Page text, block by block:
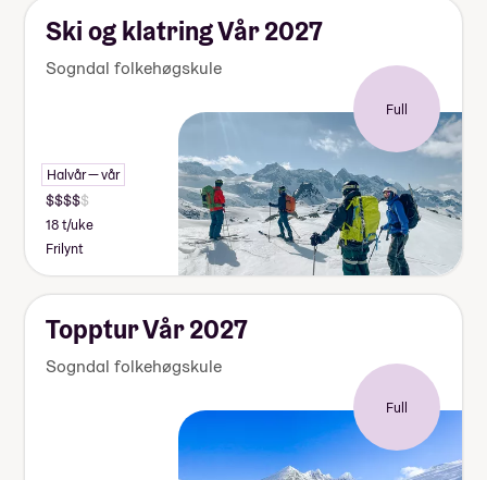
Ski og klatring Vår 2027
Sogndal folkehøgskule
Full
Halvår — vår
18 t/uke
Frilynt
Topptur Vår 2027
Sogndal folkehøgskule
Full